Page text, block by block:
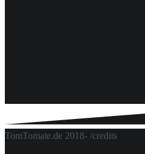
TomTomate.de 2018- /credits